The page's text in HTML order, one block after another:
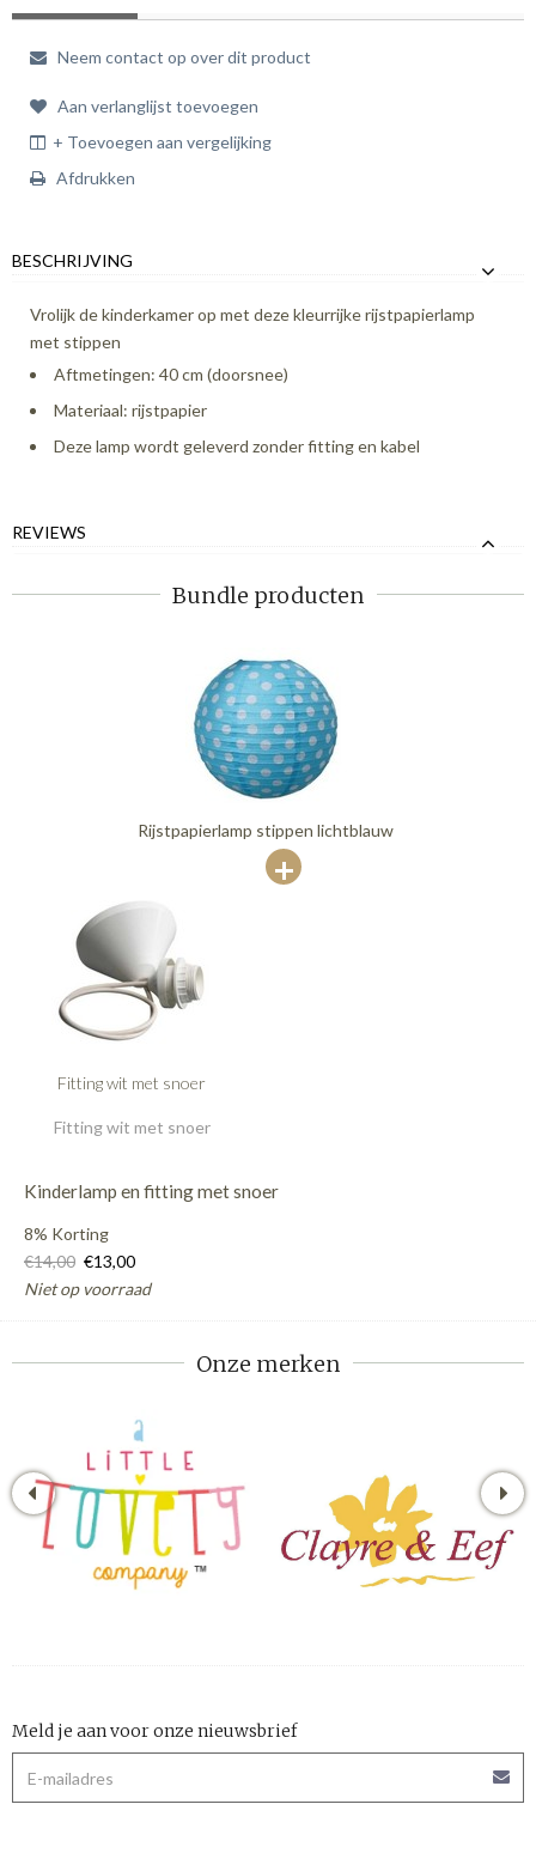
Neem contact op over dit product
Aan verlanglijst toevoegen
+ Toevoegen aan vergelijking
Afdrukken
BESCHRIJVING
Vrolijk de kinderkamer op met deze kleurrijke rijstpapierlamp
met stippen
Aftmetingen: 40 cm (doorsnee)
Materiaal: rijstpapier
Deze lamp wordt geleverd zonder fitting en kabel
REVIEWS
Bundle producten
Rijstpapierlamp stippen lichtblauw
Fitting wit met snoer
Fitting wit met snoer
Kinderlamp en fitting met snoer
8% Korting
€14,00 €13,00
Niet op voorraad
Onze merken
Meld je aan voor onze nieuwsbrief